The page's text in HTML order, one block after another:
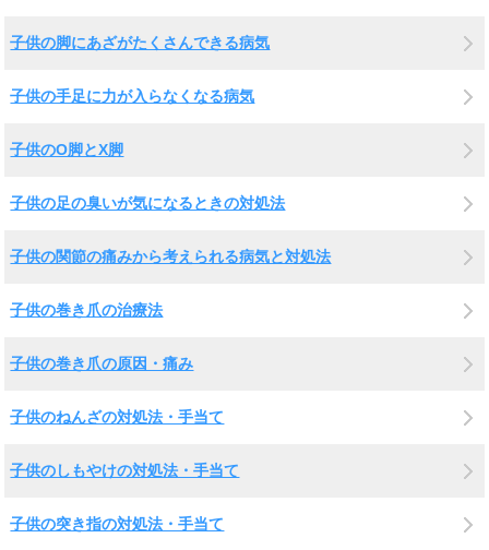
子供の脚にあざがたくさんできる病気
子供の手足に力が入らなくなる病気
子供のO脚とX脚
子供の足の臭いが気になるときの対処法
子供の関節の痛みから考えられる病気と対処法
子供の巻き爪の治療法
子供の巻き爪の原因・痛み
子供のねんざの対処法・手当て
子供のしもやけの対処法・手当て
子供の突き指の対処法・手当て